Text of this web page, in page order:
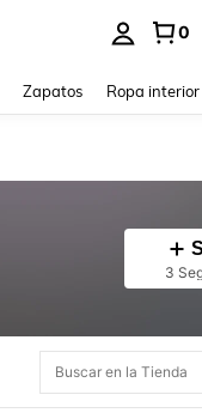
0
Zapatos Ropa interior
3